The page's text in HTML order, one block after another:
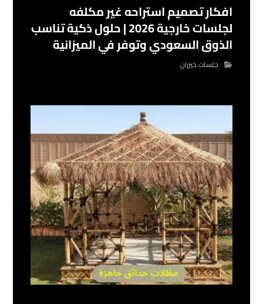
افكار تصميم استراحه غير مكلفه
لجلسات خارجية 2026 | حلول ذكية تناسب
الذوق السعودي وتوفر في الميزانية
جلسات خيزران